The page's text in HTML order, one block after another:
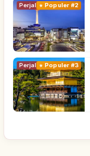
PerjalananPopuler #2
PerjalananPopuler #3